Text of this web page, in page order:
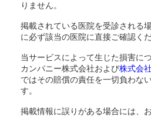
りません。
掲載されている医院を受診される
に必ず該当の医院に直接ご確認くだ
当サービスによって生じた損害に
カンパニー株式会社および株式会
ではその賠償の責任を一切負わな
す。
掲載情報に誤りがある場合には、